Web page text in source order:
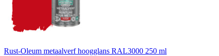
Rust-Oleum metaalverf hoogglans RAL3000 250 ml